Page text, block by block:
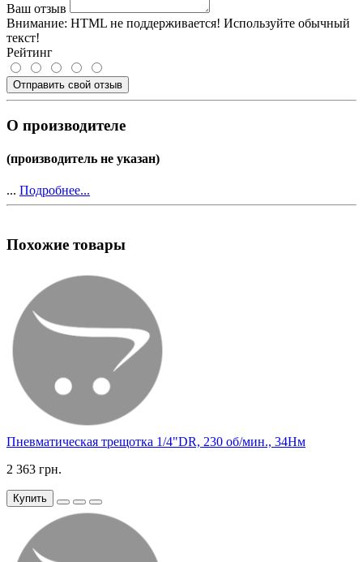
Ваш отзыв
Внимание: HTML не поддерживается! Используйте обычный
текст!
Рейтинг
Отправить свой отзыв
О производителе
(производитель не указан)
... Подробнее...
Похожие товары
Пневматическая трещотка 1/4"DR, 230 об/мин., 34Нм
2 363 грн.
Купить